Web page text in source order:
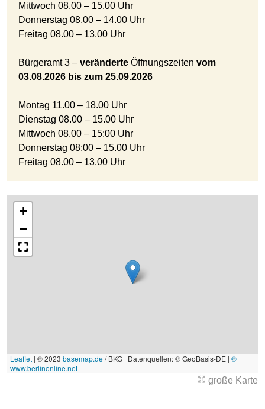
Mittwoch 08.00 – 15.00 Uhr
Donnerstag 08.00 – 14.00 Uhr
Freitag 08.00 – 13.00 Uhr
Bürgeramt 3 – veränderte Öffnungszeiten vom
03.08.2026 bis zum 25.09.2026
Montag 11.00 – 18.00 Uhr
Dienstag 08.00 – 15.00 Uhr
Mittwoch 08.00 – 15:00 Uhr
Donnerstag 08:00 – 15.00 Uhr
Freitag 08.00 – 13.00 Uhr
+
−
Leaflet | © 2023 basemap.de/ BKG | Datenquellen: © GeoBasis-DE | ©
www.berlinonline.net
große Karte